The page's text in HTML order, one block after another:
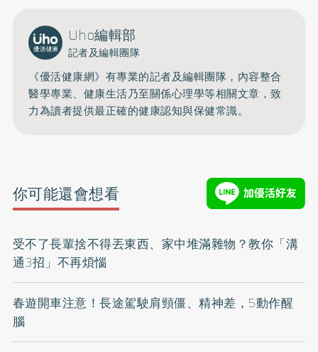
Uho編輯部
記者及編輯團隊
《優活健康網》有專業的記者及編輯團隊，內容整合
醫學專業、健康生活乃至關係心理學等相關文章，致
力為讀者提供最正確的健康認知與保健常識。
你可能還會想看
受不了長輩捨不得丟東西、家中堆滿雜物？教你「溝
通3招」不再煩惱
春遊開車注意！長途駕駛肩頸僵、精神差，5動作醒
腦